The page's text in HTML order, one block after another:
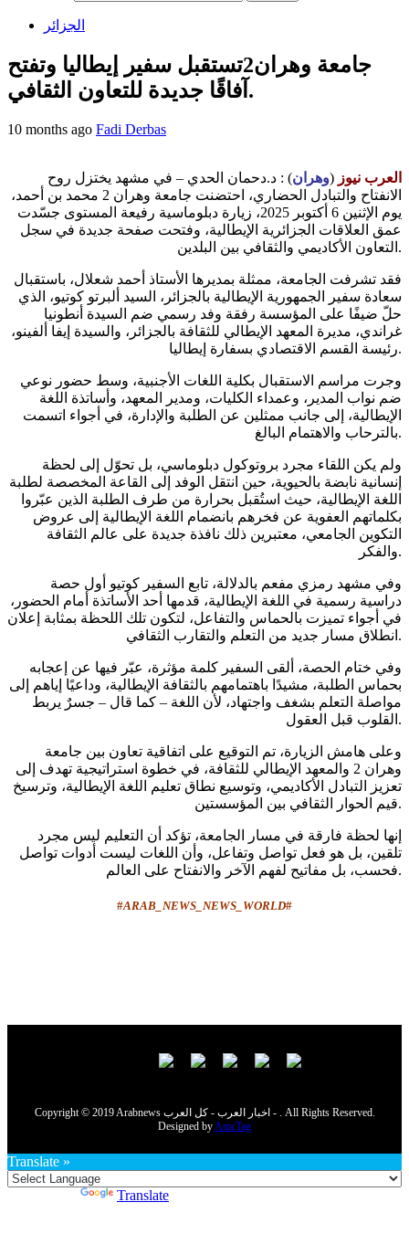
الجزائر
جامعة وهران2تستقبل سفير إيطاليا وتفتح
آفاقًا جديدة للتعاون الثقافي.
10 months ago Fadi Derbas
العرب نيوز (وهران) : د.دحمان الحدي – في مشهد يختزل روح
الانفتاح والتبادل الحضاري، احتضنت جامعة وهران 2 محمد بن أحمد،
يوم الإثنين 6 أكتوبر 2025، زيارة دبلوماسية رفيعة المستوى جسّدت
عمق العلاقات الجزائرية الإيطالية، وفتحت صفحة جديدة في سجل
التعاون الأكاديمي والثقافي بين البلدين.
فقد تشرفت الجامعة، ممثلة بمديرها الأستاذ أحمد شعلال، باستقبال
سعادة سفير الجمهورية الإيطالية بالجزائر، السيد ألبرتو كوتيو، الذي
حلّ ضيفًا على المؤسسة رفقة وفد رسمي ضم السيدة أنطونيا
غراندي، مديرة المعهد الإيطالي للثقافة بالجزائر، والسيدة إيفا ألفينو،
رئيسة القسم الاقتصادي بسفارة إيطاليا.
وجرت مراسم الاستقبال بكلية اللغات الأجنبية، وسط حضور نوعي
ضم نواب المدير، وعمداء الكليات، ومدير المعهد، وأساتذة اللغة
الإيطالية، إلى جانب ممثلين عن الطلبة والإدارة، في أجواء اتسمت
بالترحاب والاهتمام البالغ.
ولم يكن اللقاء مجرد بروتوكول دبلوماسي، بل تحوّل إلى لحظة
إنسانية نابضة بالحيوية، حين انتقل الوفد إلى القاعة المخصصة لطلبة
اللغة الإيطالية، حيث استُقبل بحرارة من طرف الطلبة الذين عبّروا
بكلماتهم العفوية عن فخرهم بانضمام اللغة الإيطالية إلى عروض
التكوين الجامعي، معتبرين ذلك نافذة جديدة على عالم الثقافة
والفكر.
وفي مشهد رمزي مفعم بالدلالة، تابع السفير كوتيو أول حصة
دراسية رسمية في اللغة الإيطالية، قدمها أحد الأساتذة أمام الحضور،
في أجواء تميزت بالحماس والتفاعل، لتكون تلك اللحظة بمثابة إعلان
انطلاق مسار جديد من التعلم والتقارب الثقافي.
وفي ختام الحصة، ألقى السفير كلمة مؤثرة، عبّر فيها عن إعجابه
بحماس الطلبة، مشيدًا باهتمامهم بالثقافة الإيطالية، وداعيًا إياهم إلى
مواصلة التعلم بشغف واجتهاد، لأن اللغة – كما قال – جسرٌ يربط
القلوب قبل العقول.
وعلى هامش الزيارة، تم التوقيع على اتفاقية تعاون بين جامعة
وهران 2 والمعهد الإيطالي للثقافة، في خطوة استراتيجية تهدف إلى
تعزيز التبادل الأكاديمي، وتوسيع نطاق تعليم اللغة الإيطالية، وترسيخ
قيم الحوار الثقافي بين المؤسستين.
إنها لحظة فارقة في مسار الجامعة، تؤكد أن التعليم ليس مجرد
تلقين، بل هو فعل تواصل وتفاعل، وأن اللغات ليست أدوات تواصل
فحسب، بل مفاتيح لفهم الآخر والانفتاح على العالم.
#ARAB_NEWS_NEWS_WORLD#
Copyright © 2019 Arabnews اخبار العرب - كل العرب - . All Rights Reserved.
Designed byAmcTag
Translate »
Translate